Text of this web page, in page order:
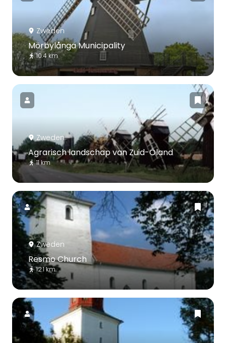
Zweden
Mörbylånga Municipality
10.4 km
Zweden
Agrarisch landschap van Zuid-Öland
11 km
Zweden
Resmo Church
12.1 km